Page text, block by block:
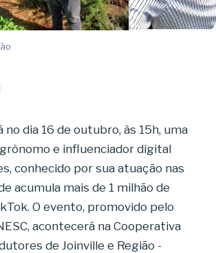
no dia 16 de outubro, às 15h, uma
e influenciador digital
conhecido por sua atuação nas
acumula mais de 1 milhão de
O evento, promovido pelo
acontecerá na Cooperativa
de Joinville e Região -